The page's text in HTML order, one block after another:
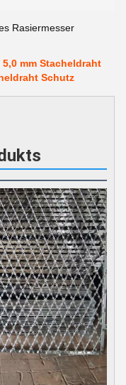
Rasiermesser
mm Stacheldraht
Schutz